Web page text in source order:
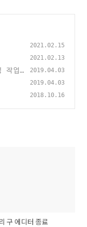
2021.02.15
2021.02.13
작업
2019.04.03
2019.04.03
2018.10.16
구 에디터 종료